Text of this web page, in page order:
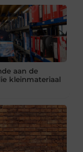
aan de
kleinmateriaal